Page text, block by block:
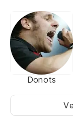
Donots